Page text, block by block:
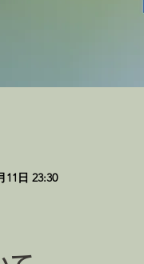
11日 23:30